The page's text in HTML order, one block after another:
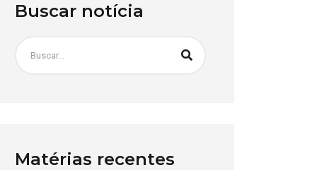
Buscar notícia
Matérias recentes